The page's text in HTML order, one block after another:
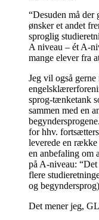
“Desuden må der
ønsker et andet
sproglig
A niveau – ét A-
mange elever fra
Jeg vil også
sprog-tænketank
sammen med en
for hhv.
leverede en
en anbefaling om
på A-niveau:
flere
og
Det mener jeg,